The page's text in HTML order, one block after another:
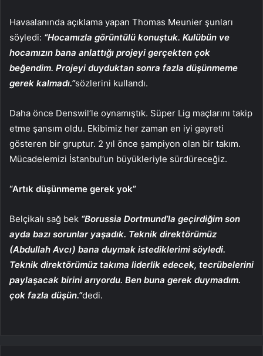
Havaalanında açıklama yapan Thomas Meunier şunları
söyledi: “Hocamızla görüntülü konuştuk. Kulübün ve
hocamızın bana anlattığı projeyi gerçekten çok
beğendim. Projeyi duyduktan sonra fazla düşünmeme
gerek kalmadı.”sözlerini kullandı.
Daha önce Denswil’le oynamıştık. Süper Lig maçlarını takip
etme şansım oldu. Ekibimiz her zaman en iyi gayreti
gösteren bir gruptur. 2 yıl önce şampiyon olan bir takım.
Mücadelemizi İstanbul’un büyükleriyle sürdüreceğiz.
“Artık düşünmeme gerek yok”
Belçikalı sağ bek “Borussia Dortmund’la geçirdiğim son
ayda bazı sorunlar yaşadık. Teknik direktörümüz
(Abdullah Avcı) bana duymak istediklerimi söyledi.
Teknik direktörümüz takıma liderlik edecek, tecrübelerini
paylaşacak birini arıyordu. Ben buna gerek duymadım.
çok fazla düşün.”dedi.